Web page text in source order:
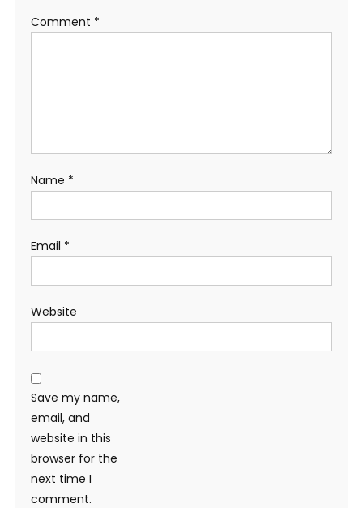
Comment *
Name *
Email *
Website
Save my name,
email, and
website in this
browser for the
next time I
comment.